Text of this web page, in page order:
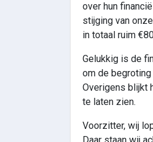
over hun
stijging van
in totaal ruim
Gelukkig is de
om de
Overigens blijkt
te laten zien.
Voorzitter, wij